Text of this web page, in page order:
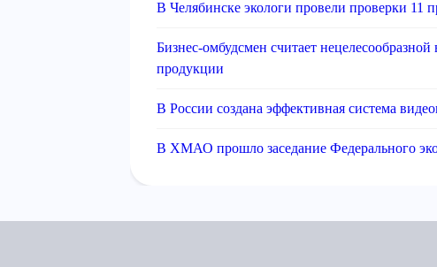
В Челябинске экологи провели проверки 11
Бизнес-омбудсмен считает
продукции
В России создана эффективная система
В ХМАО прошло заседание Федерального